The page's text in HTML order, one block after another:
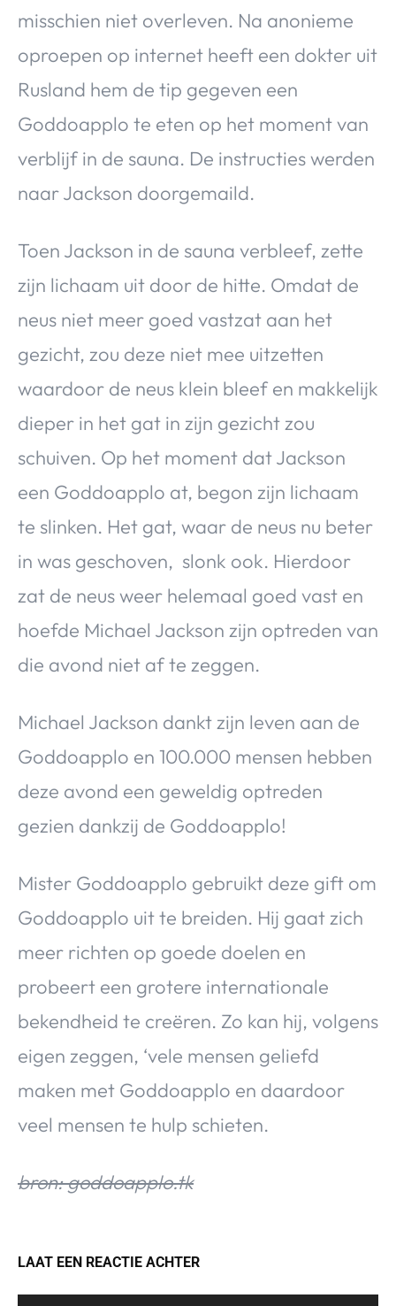
misschien niet overleven. Na anonieme
oproepen op internet heeft een dokter uit
Rusland hem de tip gegeven een
Goddoapplo te eten op het moment van
verblijf in de sauna. De instructies werden
naar Jackson doorgemaild.
Toen Jackson in de sauna verbleef, zette
zijn lichaam uit door de hitte. Omdat de
neus niet meer goed vastzat aan het
gezicht, zou deze niet mee uitzetten
waardoor de neus klein bleef en makkelijk
dieper in het gat in zijn gezicht zou
schuiven. Op het moment dat Jackson
een Goddoapplo at, begon zijn lichaam
te slinken. Het gat, waar de neus nu beter
in was geschoven, slonk ook. Hierdoor
zat de neus weer helemaal goed vast en
hoefde Michael Jackson zijn optreden van
die avond niet af te zeggen.
Michael Jackson dankt zijn leven aan de
Goddoapplo en 100.000 mensen hebben
deze avond een geweldig optreden
gezien dankzij de Goddoapplo!
Mister Goddoapplo gebruikt deze gift om
Goddoapplo uit te breiden. Hij gaat zich
meer richten op goede doelen en
probeert een grotere internationale
bekendheid te creëren. Zo kan hij, volgens
eigen zeggen, ‘vele mensen geliefd
maken met Goddoapplo en daardoor
veel mensen te hulp schieten.
bron: goddoapplo.tk
LAAT EEN REACTIE ACHTER